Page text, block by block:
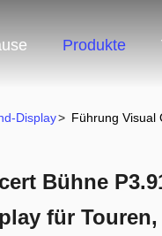
Produkte
Display> Führung Visual
Bühne
für